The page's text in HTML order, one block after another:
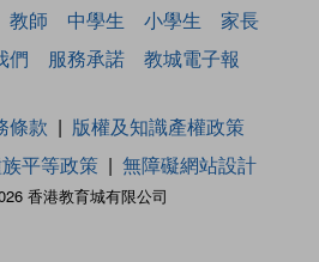
教師 中學生 小學生
家長
們 服務承諾 教城電子報
香港教育城有限公司
條款
版權及知識產權政策
平等政策 無障礙網站設計